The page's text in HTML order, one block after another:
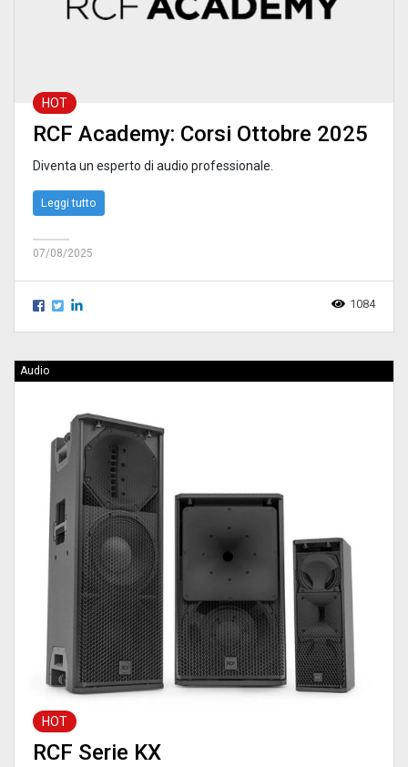
HOT
RCF Academy: Corsi Ottobre 2025
Diventa un esperto di audio professionale.
Leggi tutto
07/08/2025
1084
Audio
HOT
RCF Serie KX